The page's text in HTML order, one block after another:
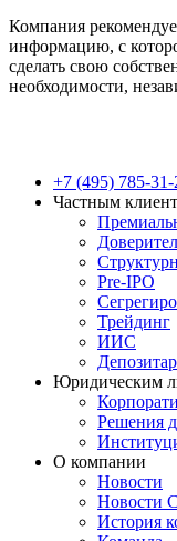
Компания
информацию, с
сделать свою
необходимости,
Close
Menu
+7 (495) 785-31-
Частным
Pre-IPO
Трейдинг
ИИС
Юридическим
Решения
О компании
Новости
Новости
История